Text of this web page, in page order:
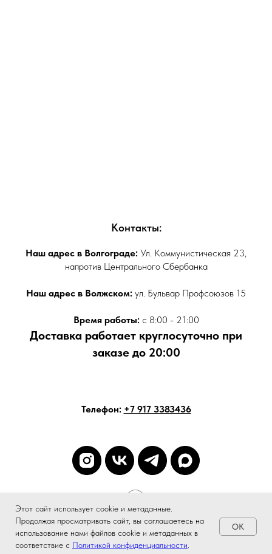
Этот сайт использует cookie и метаданные.
Продолжая просматривать сайт, вы соглашаетесь на
использование нами файлов cookie и метаданных в
соответствие с Политикой конфиденциальности
OK
ОТЗЫВЫ Доставка и оплата ГАРАНТИИ
Контакты:
Наш адрес в Волгограде: Ул. Коммунистическая 23,
напротив Центрального Сбербанка
Наш адрес в Волжском: ул. Бульвар Профсоюзов 15
Время работы:с 8:00 - 21:00
Доставка работает круглосуточно при
заказе до 20:00
Телефон: +7 917 3383436